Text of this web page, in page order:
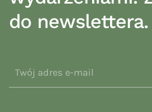
do newslettera.